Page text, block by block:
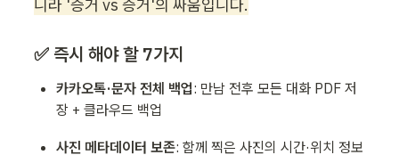
니라 '증거 vs 증거'의 싸움입니다.
✅ 즉시 해야 할 7가지
카카오톡·문자 전체 백업: 만남 전후 모든 대화 PDF 저
장 + 클라우드 백업
사진 메타데이터 보존: 함께 찍은 사진의 시간·위치 정보